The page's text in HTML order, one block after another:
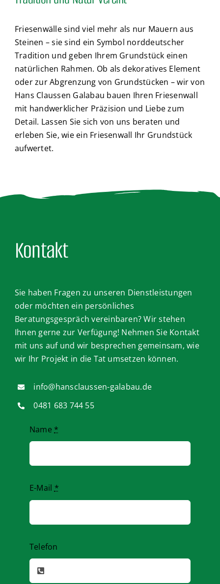
Friesenwälle sind viel mehr als nur Mauern aus
Steinen – sie sind ein Symbol norddeutscher
Tradition und geben Ihrem Grundstück einen
natürlichen Rahmen. Ob als dekoratives Element
oder zur Abgrenzung von Grundstücken – wir von
Hans Claussen Galabau bauen Ihren Friesenwall
mit handwerklicher Präzision und Liebe zum
Detail. Lassen Sie sich von uns beraten und
erleben Sie, wie ein Friesenwall Ihr Grundstück
aufwertet.
Kontakt
Sie haben Fragen zu unseren Dienstleistungen
oder möchten ein persönliches
Beratungsgespräch vereinbaren? Wir stehen
Ihnen gerne zur Verfügung! Nehmen Sie Kontakt
mit uns auf und wir besprechen gemeinsam, wie
wir Ihr Projekt in die Tat umsetzen können.
info@hansclaussen-galabau.de
0481 683 744 55
Name *
E-Mail *
Telefon